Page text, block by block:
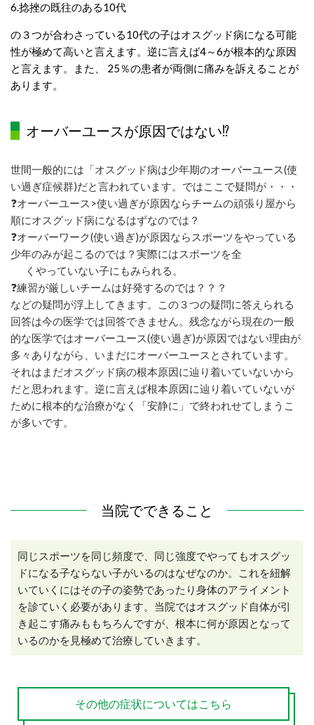
6.捻挫の既往のある10代
の３つが合わさっている10代の子はオスグッド病になる可能
性が極めて高いと言えます。逆に言えば4～6が根本的な原因
と言えます。
また、 25 ％の患者が両側に痛みを訴えることが
あります。
オーバーユースが原因ではない⁉
世間一般的には「オスグッド病は少年期のオーバーユース(使
い過ぎ症候群)だと言われています。ではここで疑問が・・・
❓オーバーユース >使い過ぎが原因ならチームの頑張り屋から
順にオスグッド病になるはずなのでは？
❓オーバーワーク(使い過ぎ)が原因ならスポーツをやっている
少年のみが起こるのでは？実際にはスポーツを全
くやっていない子にもみられる。
❓練習が厳しいチームは好発するのでは？？？
などの疑問が浮上してきます。この３つの疑問に答えられる
回答は今の医学では回答できません。残念ながら現在の一般
的な医学ではオーバーユース(使い過ぎ)が原因ではない理由が
多々ありながら、いまだにオーバーユースとされています。
それはまだオスグッド病の根本原因に辿り着いていないから
だと思われます。逆に言えば根本原因に辿り着いていないが
ために根本的な治療がなく「安静に」で終われせてしまうこ
が多いです。
当院でできること
同じスポーツを同じ頻度で、同じ強度でやってもオスグッ
ドになる子ならない子がいるのはなぜなのか。これを紐解
いていくにはその子の姿勢であったり身体のアライメント
を診ていく必要があります。当院ではオスグッド自体が引
き起こす痛みももちろんですが、根本に何が原因となって
いるのかを見極めて治療していきます。
その他の症状についてはこちら